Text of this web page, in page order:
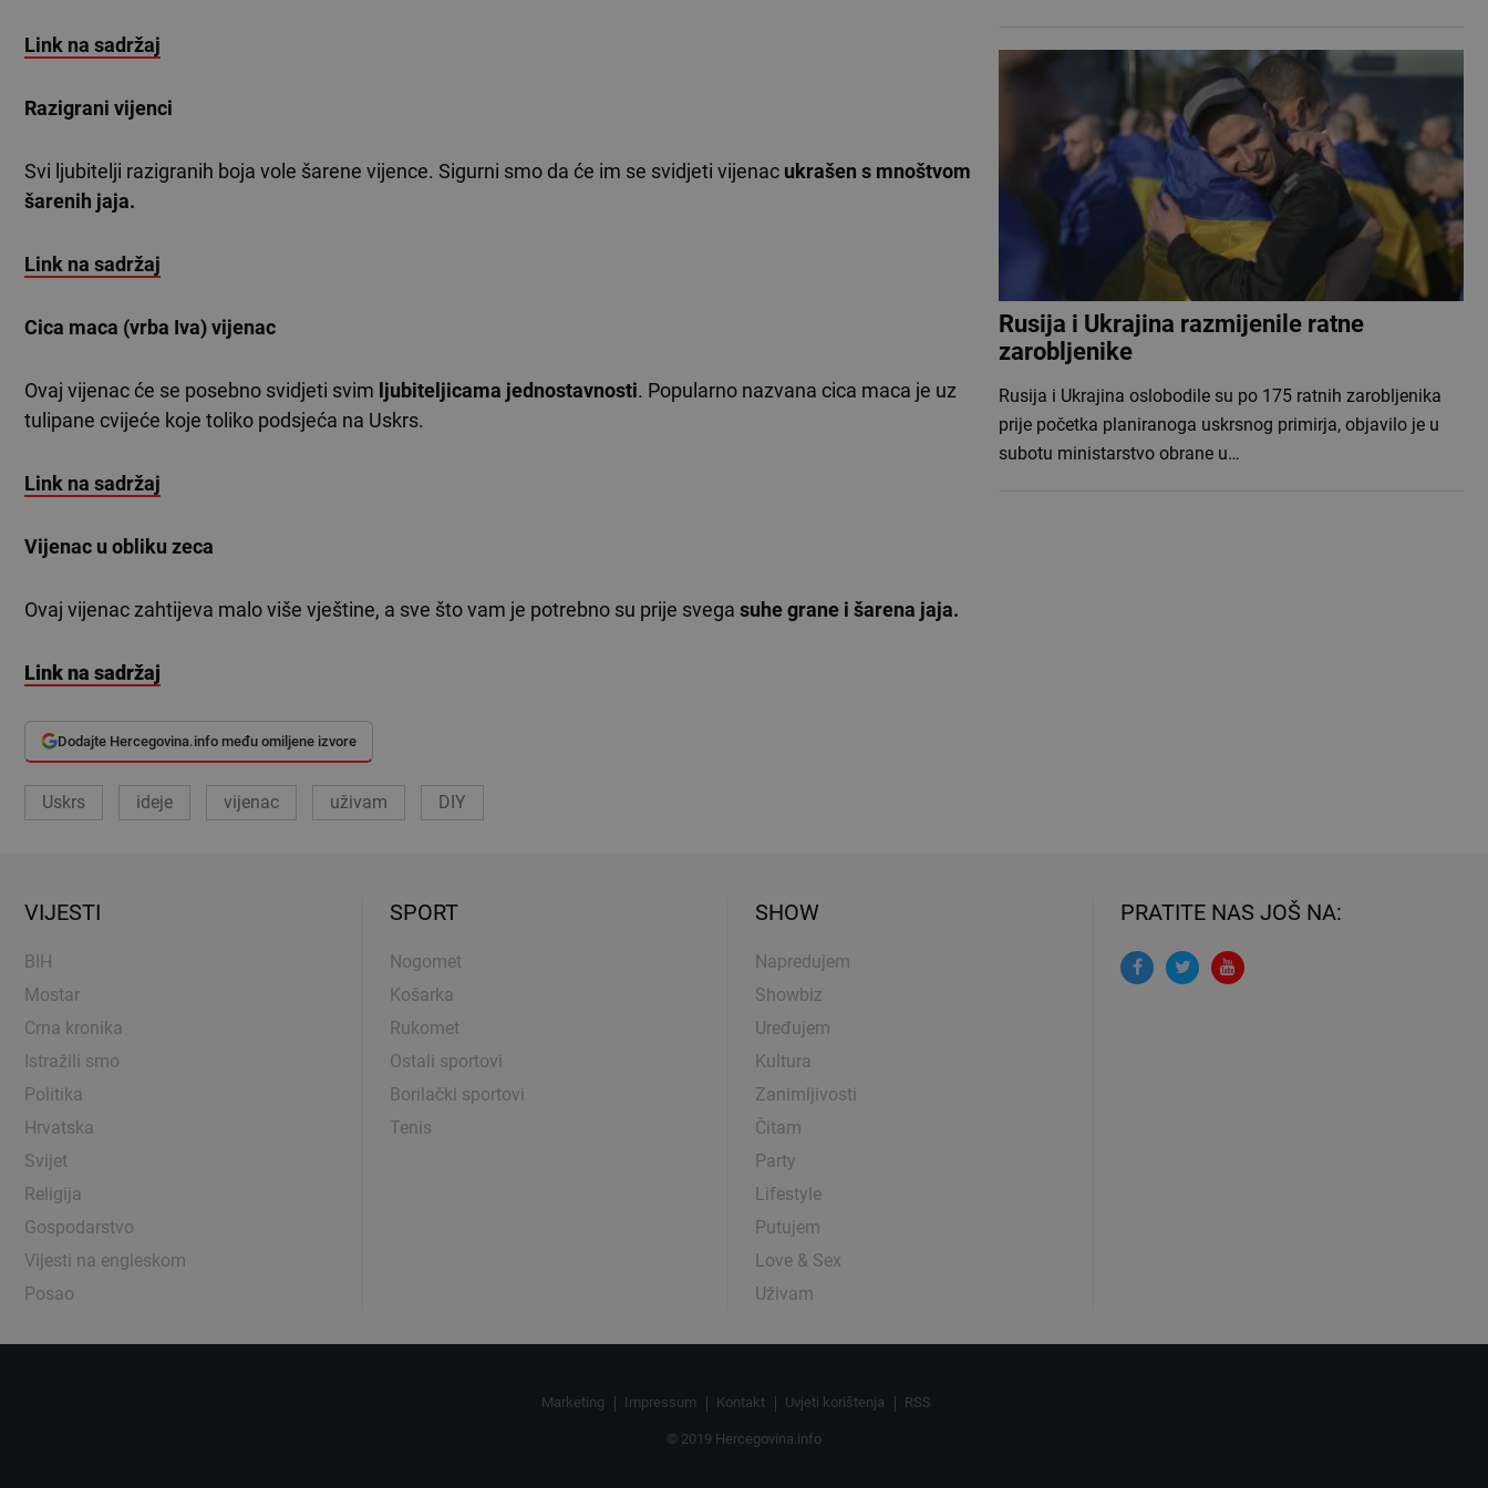
Link na sadržaj
Razigrani vijenci
Svi ljubitelji razigranih boja vole šarene vijence. Sigurni smo da će im se svidjeti vijenac ukrašen s mnoštvom
šarenih jaja.
Link na sadržaj
Cica maca (vrba Iva) vijenac
Ovaj vijenac će se posebno svidjeti svim ljubiteljicama jednostavnosti. Popularno nazvana cica maca je uz
tulipane cvijeće koje toliko podsjeća na Uskrs.
Link na sadržaj
Vijenac u obliku zeca
Ovaj vijenac zahtijeva malo više vještine, a sve što vam je potrebno su prije svega suhe grane i šarena jaja.
Link na sadržaj
Dodajte Hercegovina.info među omiljene izvore
Uskrs ideje vijenac uživam DIY
Rusija i Ukrajina razmijenile ratne
zarobljenike
Rusija i Ukrajina oslobodile su po 175 ratnih zarobljenika
prije početka planiranoga uskrsnog primirja, objavilo je u
subotu ministarstvo obrane u…
VIJESTI
BIH
Mostar
Crna kronika
Istražili smo
Politika
Hrvatska
Svijet
Religija
Gospodarstvo
Vijesti na engleskom
Posao
SPORT
Nogomet
Košarka
Rukomet
Ostali sportovi
Borilački sportovi
Tenis
SHOW
Napredujem
Showbiz
Uređujem
Kultura
Zanimljivosti
Čitam
Party
Lifestyle
Putujem
Love & Sex
Uživam
PRATITE NAS JOŠ NA:
Marketing Impressum Kontakt Uvjeti korištenja RSS
© 2019 Hercegovina.info